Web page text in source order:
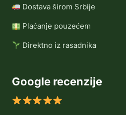
Dostava širom Srbije
Plaćanje pouzećem
Direktno iz rasadnika
Google recenzije